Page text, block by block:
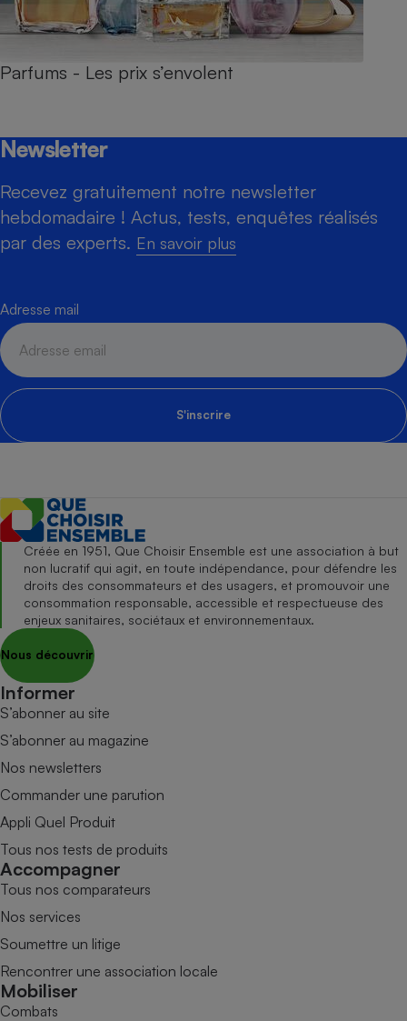
Parfums - Les prix s’envolent
Newsletter
Recevez gratuitement notre newsletter
hebdomadaire ! Actus, tests, enquêtes réalisés
par des experts. En savoir plus
Adresse mail
S'inscrire
Créée en 1951, Que Choisir Ensemble est une association à but
non lucratif qui agit, en toute indépendance, pour défendre les
droits des consommateurs et des usagers, et promouvoir une
consommation responsable, accessible et respectueuse des
enjeux sanitaires, sociétaux et environnementaux.
Nous découvrir
Informer
S’abonner au site
S’abonner au magazine
Nos newsletters
Commander une parution
Appli Quel Produit
Tous nos tests de produits
Accompagner
Tous nos comparateurs
Nos services
Soumettre un litige
Rencontrer une association locale
Mobiliser
Combats